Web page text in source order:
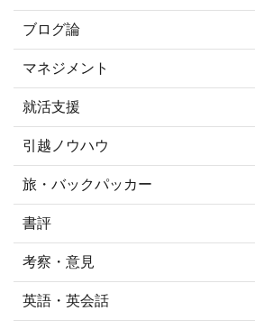
ブログ論
マネジメント
就活支援
引越ノウハウ
旅・バックパッカー
書評
考察・意見
英語・英会話